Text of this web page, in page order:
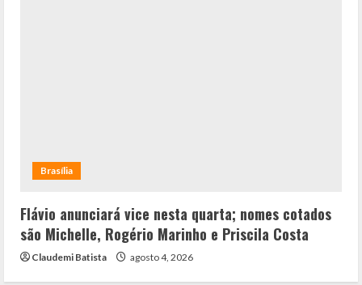
Brasília
Flávio anunciará vice nesta quarta; nomes cotados
são Michelle, Rogério Marinho e Priscila Costa
Claudemi Batista agosto 4, 2026